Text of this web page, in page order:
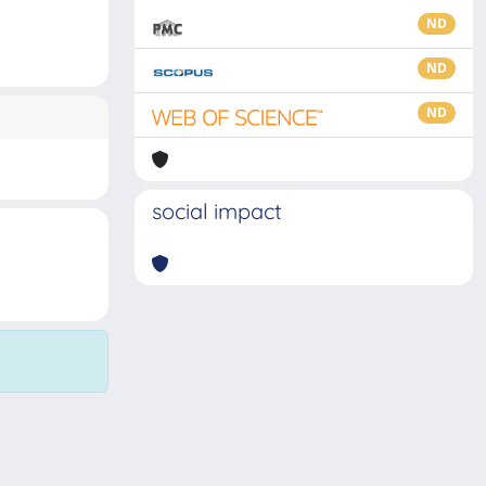
ND
ND
ND
social impact